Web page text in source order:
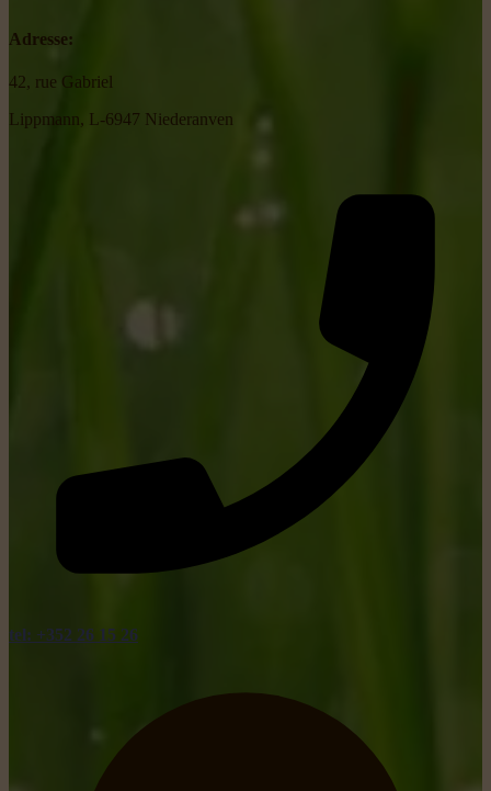
Adresse:
42, rue Gabriel
Lippmann, L-6947 Niederanven
tel: +352 26 15 26